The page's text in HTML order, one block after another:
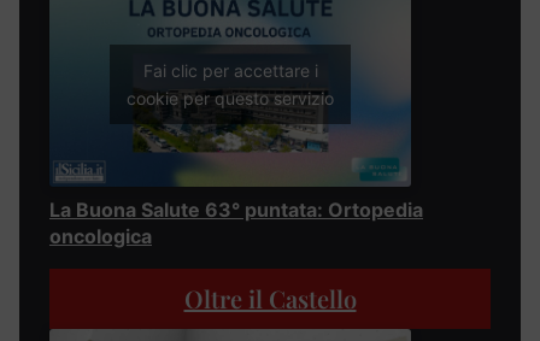
Fai clic per accettare i
cookie per questo servizio
La Buona Salute 63° puntata: Ortopedia
oncologica
Oltre il Castello